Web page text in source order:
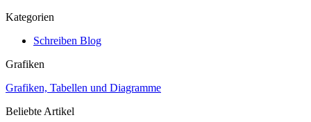
Kategorien
Schreiben Blog
Grafiken
Grafiken, Tabellen und Diagramme
Beliebte Artikel